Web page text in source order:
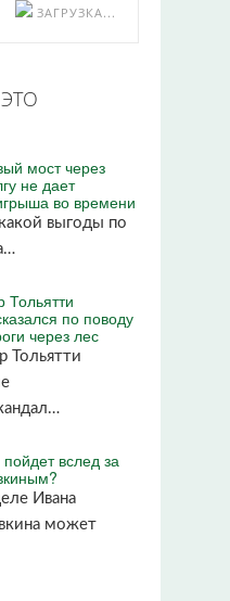
ЗАГРУЗКА...
мост через
не дает
во времени
выгоды по
Тольятти
по поводу
через лес
Тольятти
пойдет вслед за
Ивана
может